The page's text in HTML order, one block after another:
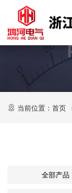
当前位置： 首页
全部产品